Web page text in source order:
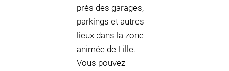
près des garages,
parkings et autres
lieux dans la zone
animée de Lille.
Vous pouvez